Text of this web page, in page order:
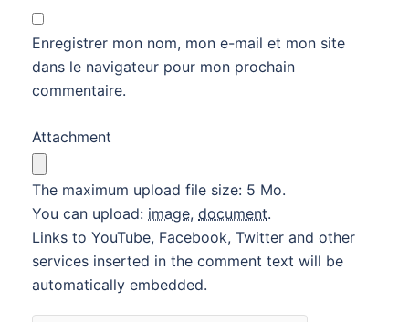
Enregistrer mon nom, mon e-mail et mon site
dans le navigateur pour mon prochain
commentaire.
Attachment
The maximum upload file size: 5 Mo.
You can upload: image, document.
Links to YouTube, Facebook, Twitter and other
services inserted in the comment text will be
automatically embedded.